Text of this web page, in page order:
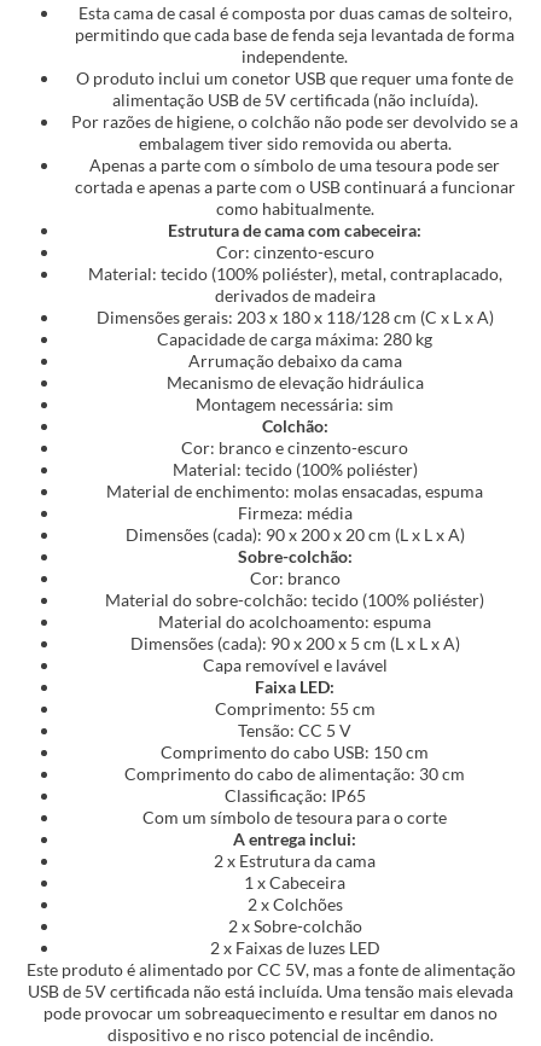
Esta cama de casal é composta por duas camas de solteiro,
permitindo que cada base de fenda seja levantada de forma
independente.
O produto inclui um conetor USB que requer uma fonte de
alimentação USB de 5V certificada (não incluída).
Por razões de higiene, o colchão não pode ser devolvido se a
embalagem tiver sido removida ou aberta.
Apenas a parte com o símbolo de uma tesoura pode ser
cortada e apenas a parte com o USB continuará a funcionar
como habitualmente.
Estrutura de cama com cabeceira:
Cor: cinzento-escuro
Material: tecido (100% poliéster), metal, contraplacado,
derivados de madeira
Dimensões gerais: 203 x 180 x 118/128 cm (C x L x A)
Capacidade de carga máxima: 280 kg
Arrumação debaixo da cama
Mecanismo de elevação hidráulica
Montagem necessária: sim
Colchão:
Cor: branco e cinzento-escuro
Material: tecido (100% poliéster)
Material de enchimento: molas ensacadas, espuma
Firmeza: média
Dimensões (cada): 90 x 200 x 20 cm (L x L x A)
Sobre-colchão:
Cor: branco
Material do sobre-colchão: tecido (100% poliéster)
Material do acolchoamento: espuma
Dimensões (cada): 90 x 200 x 5 cm (L x L x A)
Capa removível e lavável
Faixa LED:
Comprimento: 55 cm
Tensão: CC 5 V
Comprimento do cabo USB: 150 cm
Comprimento do cabo de alimentação: 30 cm
Classificação: IP65
Com um símbolo de tesoura para o corte
A entrega inclui:
2 x Estrutura da cama
1 x Cabeceira
2 x Colchões
2 x Sobre-colchão
2 x Faixas de luzes LED
Este produto é alimentado por CC 5V, mas a fonte de alimentação
USB de 5V certificada não está incluída. Uma tensão mais elevada
pode provocar um sobreaquecimento e resultar em danos no
dispositivo e no risco potencial de incêndio.